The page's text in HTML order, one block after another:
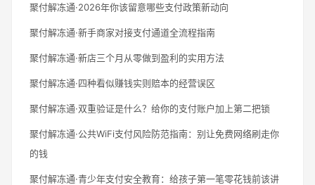
聚付解冻通·2026年你该留意哪些支付政策新动向
聚付解冻通·新手商家对接支付通道全流程指南
聚付解冻通·新店三个月从零做到盈利的实用方法
聚付解冻通·四种看似赚钱实则赔本的经营误区
聚付解冻通·双重验证是什么？给你的支付账户加上第二把锁
聚付解冻通·公共WiFi支付风险防范指南：别让免费网络刷走你
的钱
聚付解冻通·青少年支付安全教育：给孩子第一笔零花钱前该讲